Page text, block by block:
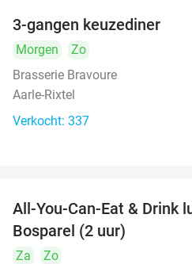
3-gangen keuzediner
Morgen
Zo
Brasserie Bravoure
Aarle-Rixtel
Verkocht: 337
All-You-Can-Eat & Drink
Bosparel (2 uur)
Za
Zo